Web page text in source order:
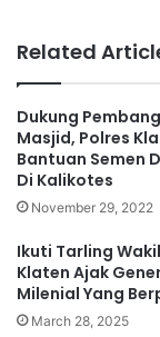
Related
Dukung
Masjid, Polres
Bantuan Semen
Di Kalikotes
November 29, 2022
Ikuti Tarling
Klaten Ajak
Milenial Yang
March 28, 2025